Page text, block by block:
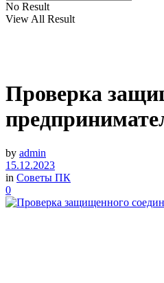
No Result
View All Result
Проверка
by admin
15.12.2023
in Советы ПК
0